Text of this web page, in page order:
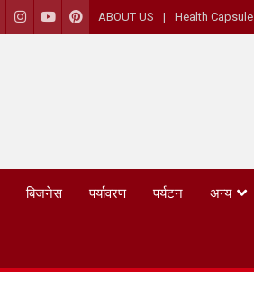
ABOUT US Health Capsule
बिजनेस पर्यावरण पर्यटन अन्य